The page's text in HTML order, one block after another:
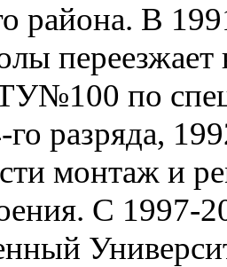
района. В
по
разряда,
монтаж и
С 1997-